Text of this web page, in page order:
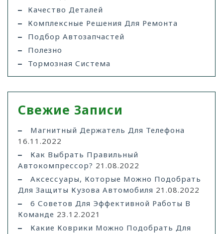
Качество Деталей
Комплексные Решения Для Ремонта
Подбор Автозапчастей
Полезно
Тормозная Система
Свежие Записи
Магнитный Держатель Для Телефона
16.11.2022
Как Выбрать Правильный
Автокомпрессор? 21.08.2022
Аксессуары, Которые Можно Подобрать
Для Защиты Кузова Автомобиля 21.08.2022
6 Советов Для Эффективной Работы В
Команде 23.12.2021
Какие Коврики Можно Подобрать Для